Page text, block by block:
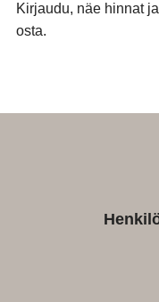
Kirjaudu, näe hinnat ja
osta.